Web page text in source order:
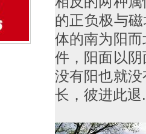
的正负极与
体的南为阳
件，阳面以
没有阳也就
长，彼进此